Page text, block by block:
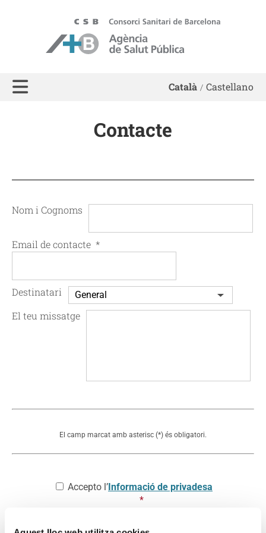
ASPB - Agència de Salut Pública de Barcelona
Català Castellano
Contacte
Nom i Cognoms
Email de contacte *
Destinatari
El teu missatge
El camp marcat amb asterisc (*) és obligatori.
Consentiment *
Accepto l’Informació de privadesa
*